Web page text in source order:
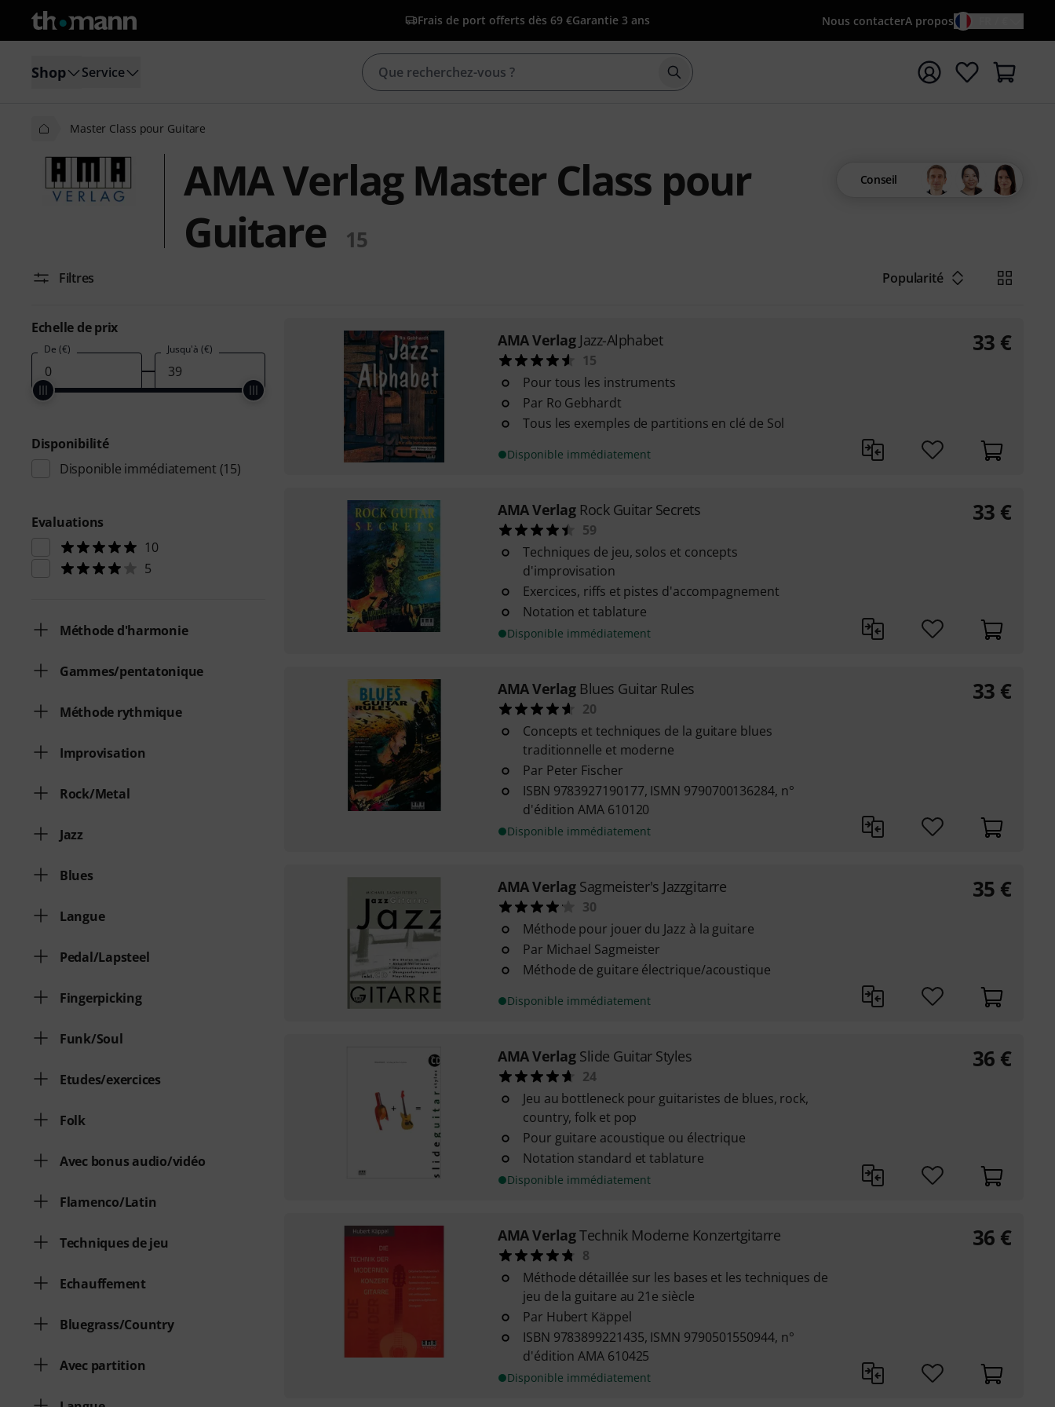
Frais de port offerts dès 69 €Garantie 3 ans Nous contacterA propos
Shop Service Démarrer la recherche avec le terme de recherche
Master Class pour Guitare
AMA Verlag Master Class pour
Guitare
15
Conseil
Filtres Popularité
Echelle de prix
De (€) Jusqu'à (€)
Disponibilité
Disponible immédiatement (15)
Evaluations
10
5
Méthode d'harmonie
Gammes/pentatonique
Méthode rythmique
Improvisation
Rock/Metal
Jazz
Blues
Langue
Pedal/Lapsteel
Fingerpicking
Funk/Soul
Etudes/exercices
Folk
Avec bonus audio/vidéo
Flamenco/Latin
Techniques de jeu
Echauffement
Bluegrass/Country
Avec partition
AMA Verlag Jazz-Alphabet
15
Pour tous les instruments
Par Ro Gebhardt
Tous les exemples de partitions en clé de Sol
Disponible immédiatement
33 €
AMA Verlag Rock Guitar Secrets
59
Techniques de jeu, solos et concepts
d'improvisation
Exercices, riffs et pistes d'accompagnement
Notation et tablature
Disponible immédiatement
33 €
AMA Verlag Blues Guitar Rules
20
Concepts et techniques de la guitare blues
traditionnelle et moderne
Par Peter Fischer
ISBN 9783927190177, ISMN 9790700136284, n°
d'édition AMA 610120
Disponible immédiatement
33 €
AMA Verlag Sagmeister's Jazzgitarre
30
Méthode pour jouer du Jazz à la guitare
Par Michael Sagmeister
Méthode de guitare électrique/acoustique
Disponible immédiatement
35 €
AMA Verlag Slide Guitar Styles
24
Jeu au bottleneck pour guitaristes de blues, rock,
country, folk et pop
Pour guitare acoustique ou électrique
Notation standard et tablature
Disponible immédiatement
36 €
AMA VerlagTechnik Moderne Konzertgitarre
8
Méthode détaillée sur les bases et les techniques de
jeu de la guitare au 21e siècle
Par Hubert Käppel
ISBN 9783899221435, ISMN 9790501550944, n°
d'édition AMA 610425
Disponible immédiatement
36 €